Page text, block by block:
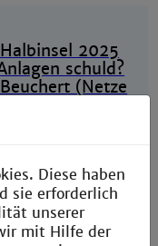
2025
schuld?
(Netze
begrüßt
für
2026
Diese haben
sie erforderlich
unserer
mit Hilfe der